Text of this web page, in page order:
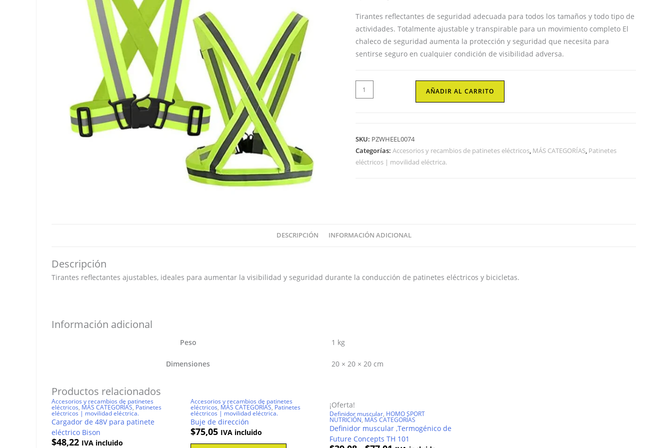
Tirantes reflectantes de seguridad adecuada para todos los tamaños y todo tipo de
actividades. Totalmente ajustable y transpirable para un movimiento completo El
chaleco de seguridad aumenta la protección y seguridad que necesita para
sentirse seguro en cualquier condición de visibilidad adversa.
Tirantes
Reflectantes
AjustableZWHEEL
cantidad
AÑADIR AL CARRITO
SKU: PZWHEEL0074
Categorías: Accesorios y recambios de patinetes eléctricos, MÁS CATEGORÍAS, Patinetes
eléctricos | movilidad eléctrica.
DESCRIPCIÓN INFORMACIÓN ADICIONAL
Descripción
Tirantes reflectantes ajustables, ideales para aumentar la visibilidad y seguridad durante la conducción de patinetes eléctricos y bicicletas.
Información adicional
Peso 1 kg
Dimensiones 20 × 20 × 20 cm
Productos relacionados
Accesorios y recambios de patinetes
eléctricos, MÁS CATEGORÍAS, Patinetes
eléctricos | movilidad eléctrica.
Cargador de 48V para patinete
eléctrico Bison
$48,22 IVA incluido
Accesorios y recambios de patinetes
eléctricos, MÁS CATEGORÍAS, Patinetes
eléctricos | movilidad eléctrica.
Buje de dirección
$75,05 IVA incluido
¡Oferta!
Definidor muscular, HOMO SPORT
NUTRICIÓN, MÁS CATEGORÍAS
Definidor muscular ,Termogénico de
Future Concepts TH 101